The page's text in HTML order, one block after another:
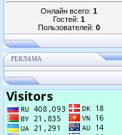
Онлайн всего: 1
Гостей: 1
Пользователей: 0
РЕКЛАМА